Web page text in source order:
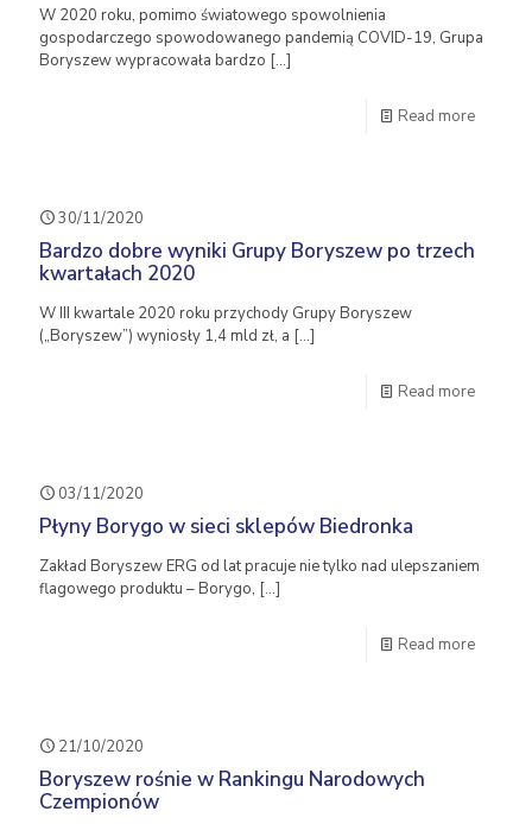
W 2020 roku, pomimo światowego spowolnienia
gospodarczego spowodowanego pandemią COVID-19, Grupa
Boryszew wypracowała bardzo […]
Read more
30/11/2020
Bardzo dobre wyniki Grupy Boryszew po trzech
kwartałach 2020
W III kwartale 2020 roku przychody Grupy Boryszew
(„Boryszew”) wyniosły 1,4 mld zł, a […]
Read more
03/11/2020
Płyny Borygo w sieci sklepów Biedronka
Zakład Boryszew ERG od lat pracuje nie tylko nad ulepszaniem
flagowego produktu – Borygo, […]
Read more
21/10/2020
Boryszew rośnie w Rankingu Narodowych
Czempionów